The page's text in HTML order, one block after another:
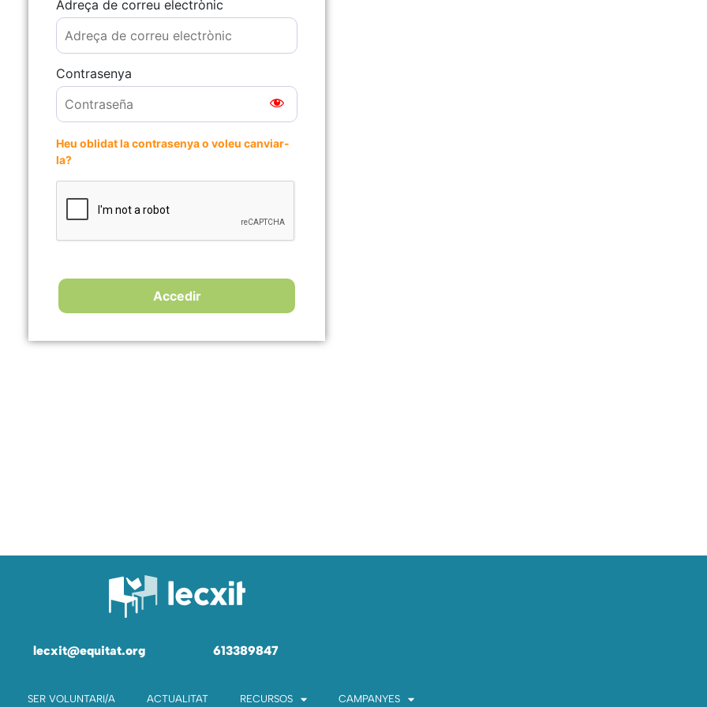
Adreça de correu electrònic
Contrasenya
Heu oblidat la contrasenya o voleu canviar-
la?
lecxit@equitat.org 613389847
SER VOLUNTARI/A ACTUALITAT RECURSOS CAMPANYES